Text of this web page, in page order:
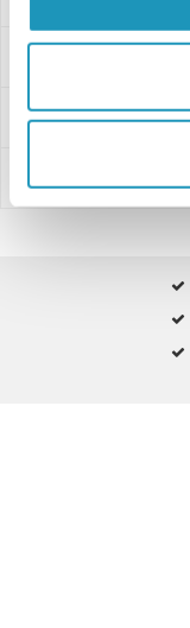
Leverans- &
Betalning